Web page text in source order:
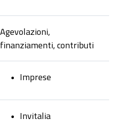
Agevolazioni,
finanziamenti, contributi
Imprese
Invitalia